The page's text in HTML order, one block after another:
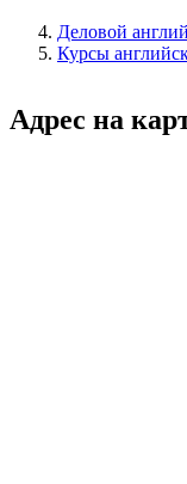
Деловой
Курсы
Адрес на